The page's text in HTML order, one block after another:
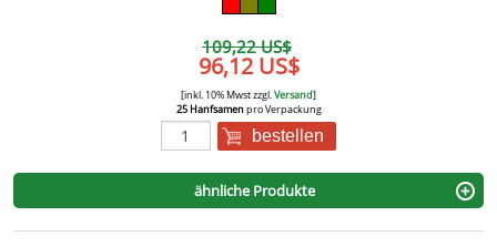
109,22 US$
96,12 US$
[inkl. 10% Mwst zzgl.Versand]
25 Hanfsamenpro Verpackung
bestellen
ähnliche Produkte